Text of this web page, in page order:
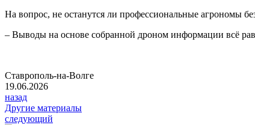
На вопрос, не останутся ли профессиональные агрономы
– Выводы на основе собранной дроном информации всё
Ставрополь-на-Волге
19.06.2026
назад
Другие материалы
следующий